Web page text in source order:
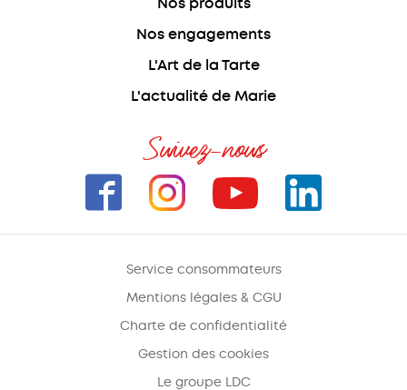
Nos engagements
L'Art de la Tarte
L'actualité de Marie
Suivez-nous
Service consommateurs
Mentions légales & CGU
Charte de confidentialité
Gestion des cookies
Le groupe LDC